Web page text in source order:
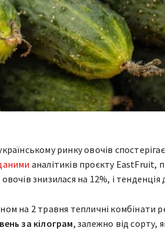
ринку овочів
аналітиків проєкту EastFruit,
знизилася на 12%, і тенденція
на 2 травня тепличні комбінати
за кілограм, залежно від сорту,